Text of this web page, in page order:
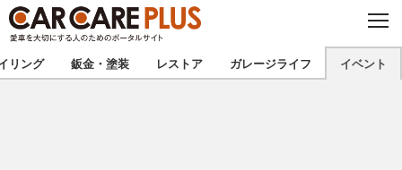
C
O
S
E
★カーケアプラス認定★ 厳選プロショップを地域から探す
リング 鈑金・塗装 レストア ガレージライフ イベント